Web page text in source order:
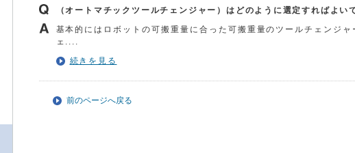
（オートマチックツールチェンジャー）はどのように選定すればよい
基本的にはロボットの可搬重量に合った可搬重量のツールチェンジ
ェ....
続きを見る
前のページへ戻る